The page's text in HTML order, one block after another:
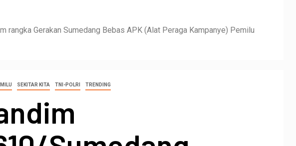
Gerakan Sumedang Bebas APK (Alat Peraga Kampanye) Pemilu
SEKITAR KITA TNI-POLRI TRENDING